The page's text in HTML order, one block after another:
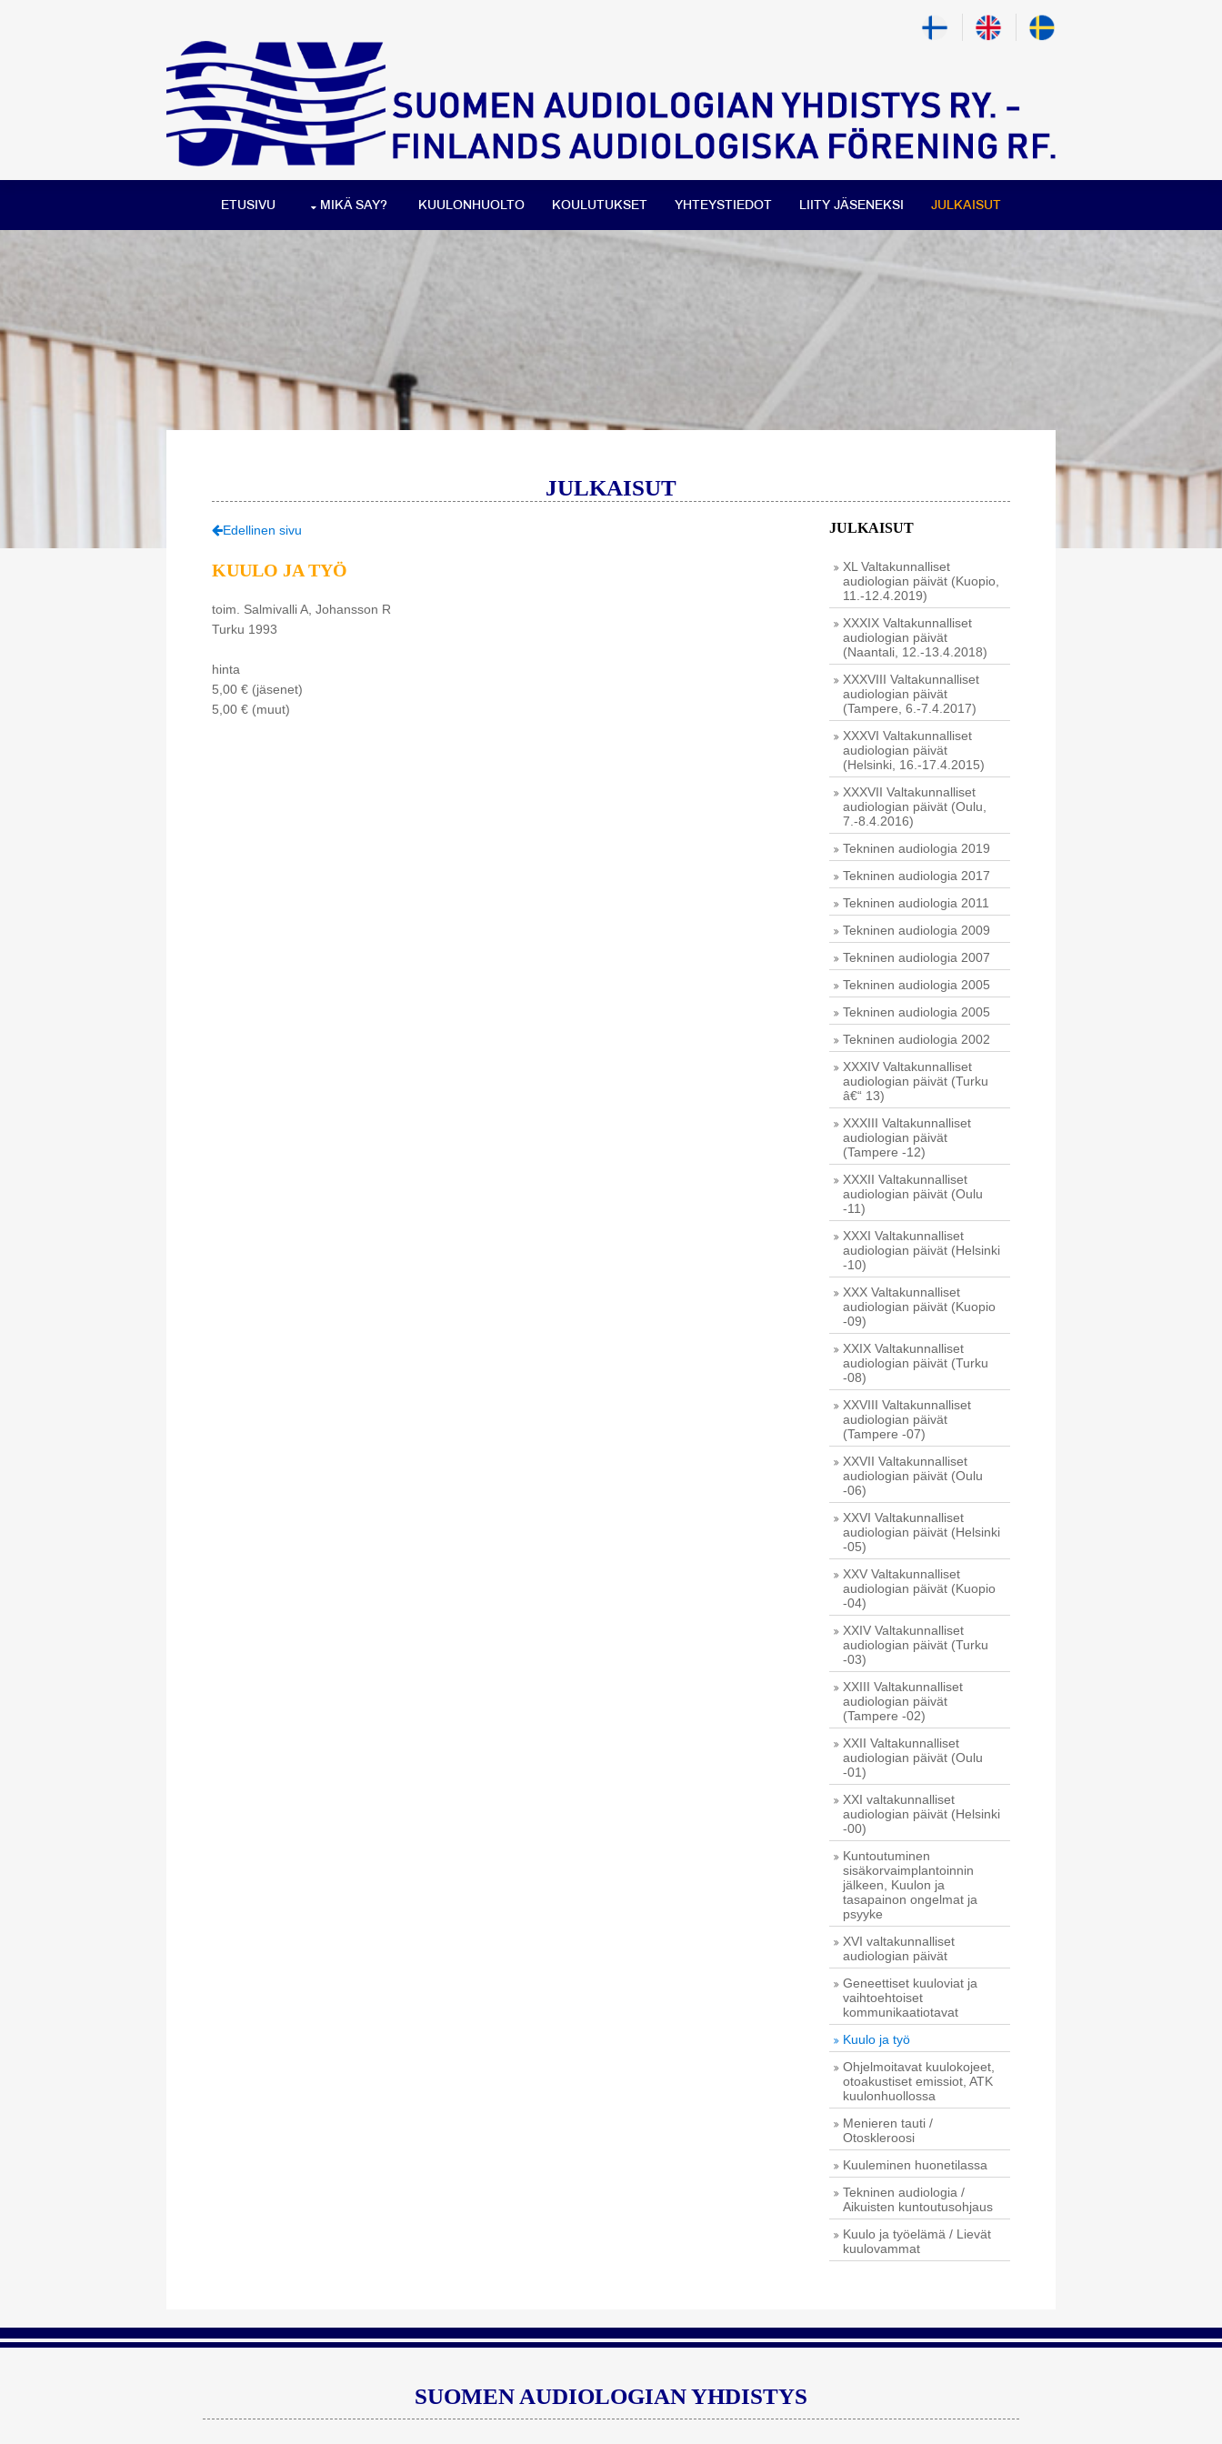
ETUSIVU MIKÄ SAY? KUULONHUOLTO KOULUTUKSET YHTEYSTIEDOT LIITY JÄSENEKSI JULKAISUT
JULKAISUT
Edellinen sivu
KUULO JA TYÖ
toim. Salmivalli A, Johansson R
Turku 1993
hinta
5,00 € (jäsenet)
5,00 € (muut)
JULKAISUT
XL Valtakunnalliset
audiologian päivät (Kuopio,
11.-12.4.2019)
XXXIX Valtakunnalliset
audiologian päivät
(Naantali, 12.-13.4.2018)
XXXVIII Valtakunnalliset
audiologian päivät
(Tampere, 6.-7.4.2017)
XXXVI Valtakunnalliset
audiologian päivät
(Helsinki, 16.-17.4.2015)
XXXVII Valtakunnalliset
audiologian päivät (Oulu,
7.-8.4.2016)
Tekninen audiologia 2019
Tekninen audiologia 2017
Tekninen audiologia 2011
Tekninen audiologia 2009
Tekninen audiologia 2007
Tekninen audiologia 2005
Tekninen audiologia 2005
Tekninen audiologia 2002
XXXIV Valtakunnalliset
audiologian päivät (Turku
â€“ 13)
XXXIII Valtakunnalliset
audiologian päivät
(Tampere -12)
XXXII Valtakunnalliset
audiologian päivät (Oulu
-11)
XXXI Valtakunnalliset
audiologian päivät (Helsinki
-10)
XXX Valtakunnalliset
audiologian päivät (Kuopio
-09)
XXIX Valtakunnalliset
audiologian päivät (Turku
-08)
XXVIII Valtakunnalliset
audiologian päivät
(Tampere -07)
XXVII Valtakunnalliset
audiologian päivät (Oulu
-06)
XXVI Valtakunnalliset
audiologian päivät (Helsinki
-05)
XXV Valtakunnalliset
audiologian päivät (Kuopio
-04)
XXIV Valtakunnalliset
audiologian päivät (Turku
-03)
XXIII Valtakunnalliset
audiologian päivät
(Tampere -02)
XXII Valtakunnalliset
audiologian päivät (Oulu
-01)
XXI valtakunnalliset
audiologian päivät (Helsinki
-00)
Kuntoutuminen
sisäkorvaimplantoinnin
jälkeen, Kuulon ja
tasapainon ongelmat ja
psyyke
XVI valtakunnalliset
audiologian päivät
Geneettiset kuuloviat ja
vaihtoehtoiset
kommunikaatiotavat
Kuulo ja työ
Ohjelmoitavat kuulokojeet,
otoakustiset emissiot, ATK
kuulonhuollossa
Menieren tauti /
Otoskleroosi
Kuuleminen huonetilassa
Tekninen audiologia /
Aikuisten kuntoutusohjaus
Kuulo ja työelämä / Lievät
kuulovammat
SUOMEN AUDIOLOGIAN YHDISTYS